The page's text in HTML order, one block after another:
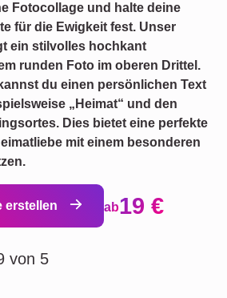
Fotocollage und halte deine
für die Ewigkeit fest. Unser
ein stilvolles hochkant
runden Foto im oberen Drittel.
du einen persönlichen Text
„Heimat“ und den
Dies bietet eine perfekte
mit einem besonderen
erstellen ab19 €
von 5